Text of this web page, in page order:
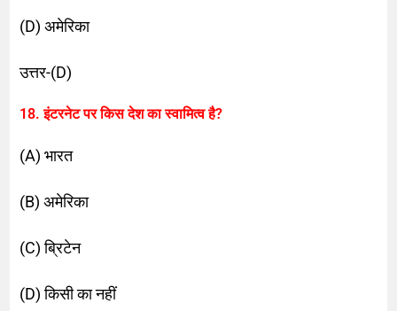
(D) अमेरिका
उत्तर-(D)
18. इंटरनेट पर किस देश का स्वामित्व है?
(A) भारत
(B) अमेरिका
(C) ब्रिटेन
(D) किसी का नहीं